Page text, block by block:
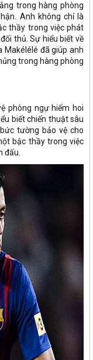
trong hàng phòng
Anh không chỉ là
thầy trong việc phát
thủ. Sự hiểu biết về
Makélélé đã giúp anh
trong hàng phòng
phòng ngự hiếm hoi
biết chiến thuật sâu
tường bảo vệ cho
bậc thầy trong việc
đấu.